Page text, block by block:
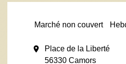
Marché non couvert
location_on
Place de la Liberté
56330 Camors